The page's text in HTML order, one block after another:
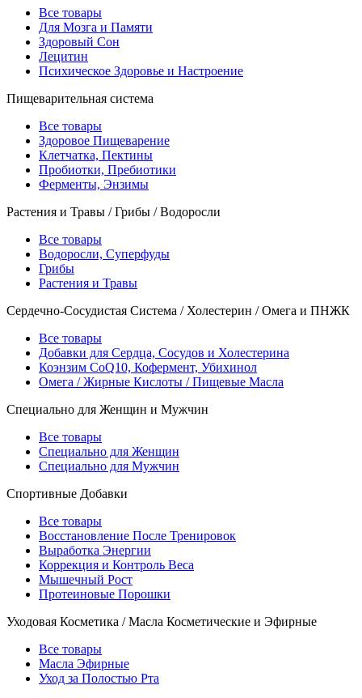
Все товары
Для Мозга и Памяти
Здоровый Сон
Лецитин
Психическое Здоровье и Настроение
Пищеварительная система
Все товары
Здоровое Пищеварение
Клетчатка, Пектины
Пробиотки, Пребиотики
Ферменты, Энзимы
Растения и Травы / Грибы / Водоросли
Все товары
Водоросли, Суперфуды
Грибы
Растения и Травы
Сердечно-Сосудистая Система / Холестерин / Омега и ПНЖК
Все товары
Добавки для Сердца, Сосудов и Холестерина
Коэнзим CoQ10, Кофермент, Убихинол
Омега / Жирные Кислоты / Пищевые Масла
Специально для Женщин и Мужчин
Все товары
Специально для Женщин
Специально для Мужчин
Спортивные Добавки
Все товары
Восстановление После Тренировок
Выработка Энергии
Коррекция и Контроль Веса
Мышечный Рост
Протеиновые Порошки
Уходовая Косметика / Масла Косметические и Эфирные
Все товары
Масла Эфирные
Уход за Полостью Рта